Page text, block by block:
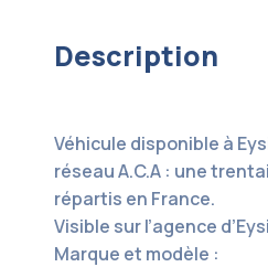
Description
Véhicule disponible à
réseau A.C.A : une
répartis en France.
Visible sur l’agence
Marque et modèle :